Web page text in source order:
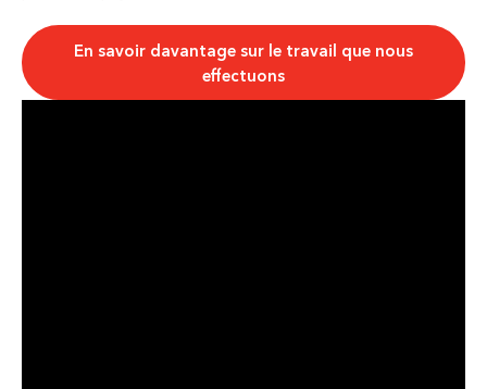
En savoir davantage sur le travail que nous
effectuons